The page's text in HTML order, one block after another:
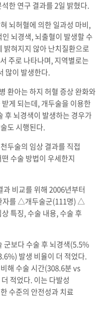
한 연구 결과를 2일 밝혔다.
뇌허혈에 의한 일과성 마비,
뇌경색, 뇌출혈이 발생할 수
밝혀지지 않아 난치질환으로
주로 나타나며, 지역별로는
많이 발생한다.
환아는 하지 허혈 증상 완화와
게 되는데, 개두술을 이용한
후 뇌경색이 발생하는 경우가
도 시행된다.
두술의 임상 결과를 직접
수술 방법이 우세한지
비교를 위해 2006년부터
자를 △개두술군(111명) △
특징, 수술 내용, 수술 후
군보다 수술 후 뇌경색(5.5%
발생 비율이 더 적었다.
해 수술 시간(308.6분 vs
적었다. 이는 다발성
수준의 안전성과 치료